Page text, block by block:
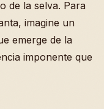
de la selva. Para
imagine un
emerge de la
imponente que